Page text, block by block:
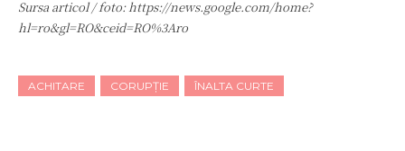
Sursa articol / foto: https://news.google.com/home?
hl=ro&gl=RO&ceid=RO%3Aro
ACHITARE CORUPȚIE ÎNALTA CURTE